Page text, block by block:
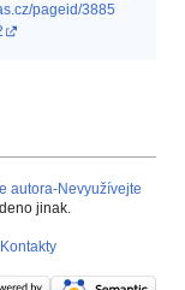
pageid/3885
autora-Nevyužívejte
jinak.
Kontakty